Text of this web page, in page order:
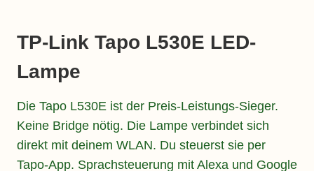
TP-Link Tapo L530E LED-
Lampe
Die Tapo L530E ist der Preis-Leistungs-Sieger.
Keine Bridge nötig. Die Lampe verbindet sich
direkt mit deinem WLAN. Du steuerst sie per
Tapo-App. Sprachsteuerung mit Alexa und Google